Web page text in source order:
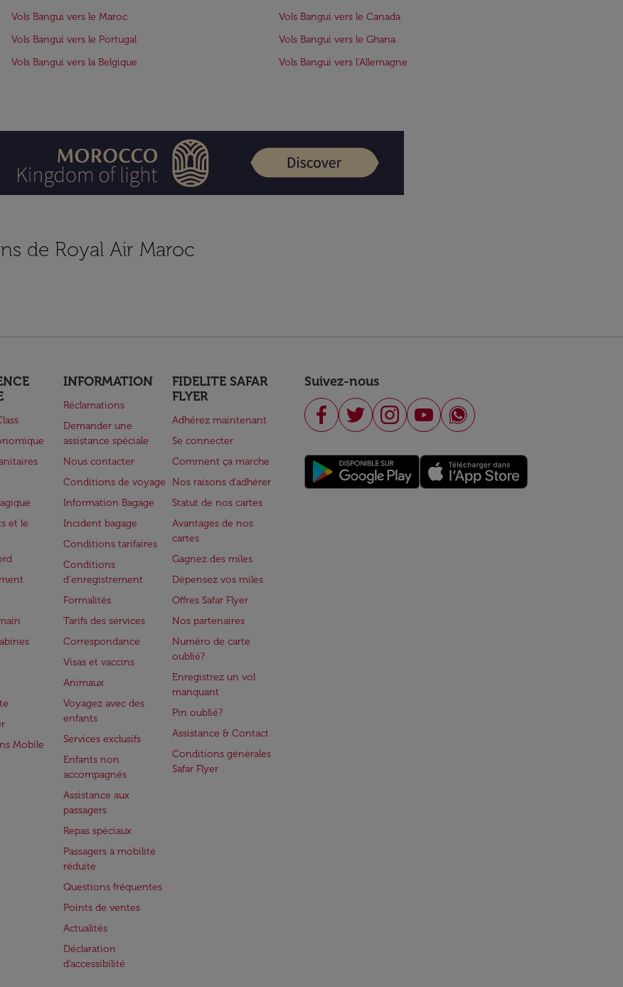
Vols Bangui vers le Maroc
Vols Bangui vers le Canada
Vols Bangui vers le Portugal
Vols Bangui vers le Ghana
Vols Bangui vers la Belgique
Vols Bangui vers l'Allemagne
de Royal Air Maroc
et le
Mobile
INFORMATION
Réclamations
Demander une
assistance spéciale
Nous contacter
Conditions de voyage
Information Bagage
Incident bagage
Conditions tarifaires
Conditions
d'enregistrement
Formalités
Tarifs des services
Correspondance
Visas et vaccins
Animaux
Voyagez avec des
enfants
Services exclusifs
Enfants non
accompagnés
Assistance aux
passagers
Repas spéciaux
Passagers à mobilité
réduite
Questions fréquentes
Points de ventes
Actualités
Déclaration
d’accessibilité
FIDELITE SAFAR
FLYER
Adhérez maintenant
Se connecter
Comment ça marche
Nos raisons d'adhérer
Statut de nos cartes
Avantages de nos
cartes
Gagnez des miles
Dépensez vos miles
Offres Safar Flyer
Nos partenaires
Numéro de carte
oublié?
Enregistrez un vol
manquant
Pin oublié?
Assistance & Contact
Conditions générales
Safar Flyer
Suivez-nous